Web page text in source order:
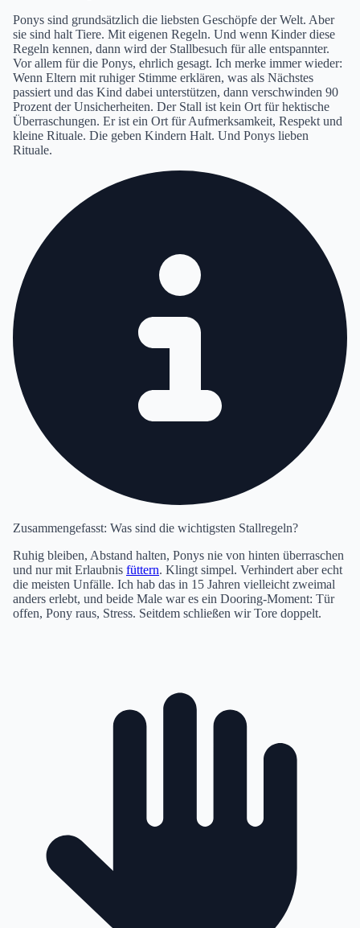
Ponys sind grundsätzlich die liebsten Geschöpfe der Welt. Aber
sie sind halt Tiere. Mit eigenen Regeln. Und wenn Kinder diese
Regeln kennen, dann wird der Stallbesuch für alle entspannter.
Vor allem für die Ponys, ehrlich gesagt. Ich merke immer wieder:
Wenn Eltern mit ruhiger Stimme erklären, was als Nächstes
passiert und das Kind dabei unterstützen, dann verschwinden 90
Prozent der Unsicherheiten. Der Stall ist kein Ort für hektische
Überraschungen. Er ist ein Ort für Aufmerksamkeit, Respekt und
kleine Rituale. Die geben Kindern Halt. Und Ponys lieben
Rituale.
Zusammengefasst: Was sind die wichtigsten Stallregeln?
Ruhig bleiben, Abstand halten, Ponys nie von hinten überraschen
und nur mit Erlaubnis füttern. Klingt simpel. Verhindert aber echt
die meisten Unfälle. Ich hab das in 15 Jahren vielleicht zweimal
anders erlebt, und beide Male war es ein Dooring-Moment: Tür
offen, Pony raus, Stress. Seitdem schließen wir Tore doppelt.